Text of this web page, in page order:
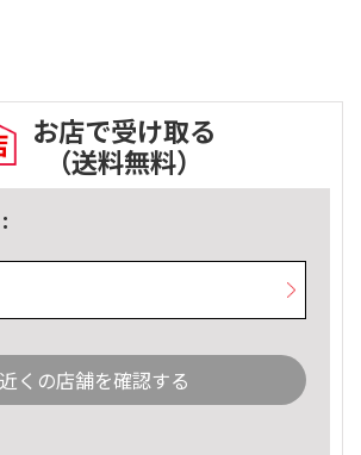
お店で受け取る
（送料無料）
近くの店舗を確認する